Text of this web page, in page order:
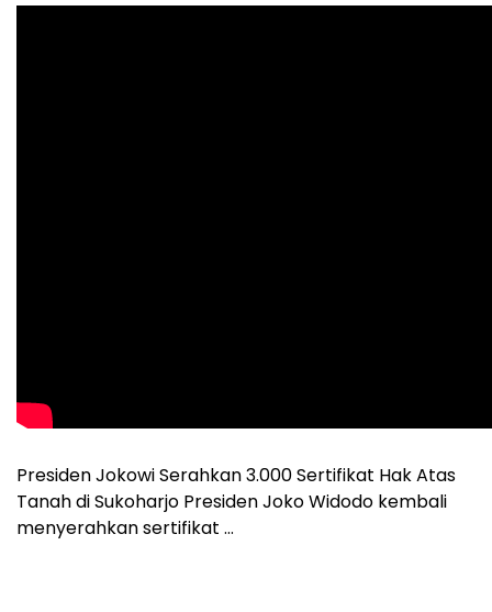
Presiden Jokowi Serahkan 3.000 Sertifikat Hak Atas
Tanah di Sukoharjo Presiden Joko Widodo kembali
menyerahkan sertifikat …